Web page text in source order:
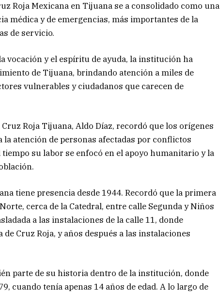
Roja Mexicana en Tijuana se a consolidado como una
médica y de emergencias, más importantes de la
de servicio.
vocación y el espíritu de ayuda, la institución ha
de Tijuana, brindando atención a miles de
vulnerables y ciudadanos que carecen de
Roja Tijuana, Aldo Díaz, recordó que los orígenes
atención de personas afectadas por conflictos
su labor se enfocó en el apoyo humanitario y la
tiene presencia desde 1944. Recordó que la primera
cerca de la Catedral, entre calle Segunda y Niños
a las instalaciones de la calle 11, donde
Cruz Roja, y años después a las instalaciones
parte de su historia dentro de la institución, donde
cuando tenía apenas 14 años de edad. A lo largo de